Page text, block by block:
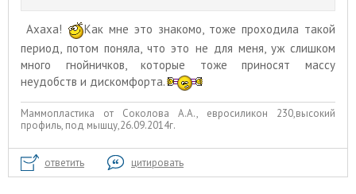
Ахаха!
Как мне это знакомо, тоже проходила такой
период, потом поняла, что это не для меня, уж слишком
много гнойничков, которые тоже приносят массу
неудобств и дискомфорта.
Маммопластика от Соколова А.А., евросиликон 230,высокий
профиль, под мышцу,26.09.2014г.
ответить цитировать